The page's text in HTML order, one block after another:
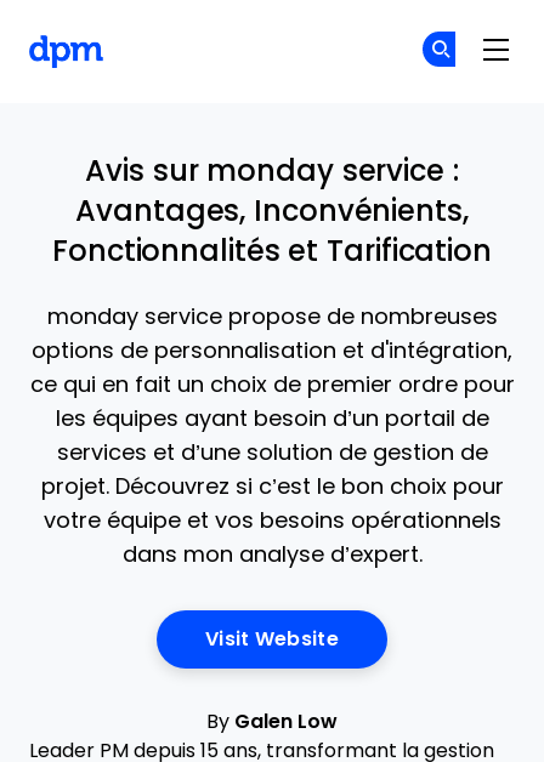
Avis sur monday service :
Avantages, Inconvénients,
Fonctionnalités et Tarification
monday service propose de nombreuses
options de personnalisation et d'intégration,
ce qui en fait un choix de premier ordre pour
les équipes ayant besoin d’un portail de
services et d’une solution de gestion de
projet. Découvrez si c’est le bon choix pour
votre équipe et vos besoins opérationnels
dans mon analyse d’expert.
Visit WebsiteOpens New Window
By Galen Low
Leader PM depuis 15 ans, transformant la gestion